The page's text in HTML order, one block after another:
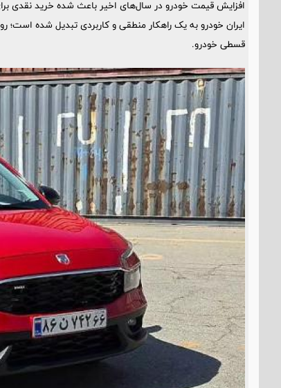
افزایش قیمت خودرو در سال‌های اخیر باعث شده خرید نقدی
ایران خودرو به یک راهکار منطقی و کاربردی تبدیل شده
قسطی خودرو.